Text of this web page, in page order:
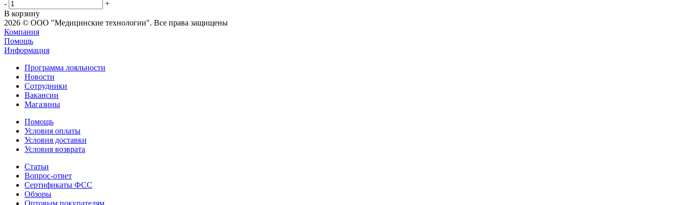
-
+
В корзину
2026 © ООО "Медицинские технологии". Все права защищены
Компания
Помощь
Информация
Программа лояльности
Новости
Сотрудники
Вакансии
Магазины
Помощь
Условия оплаты
Условия доставки
Условия возврата
Статьи
Вопрос-ответ
Сертификаты ФСС
Обзоры
Оптовым покупателям